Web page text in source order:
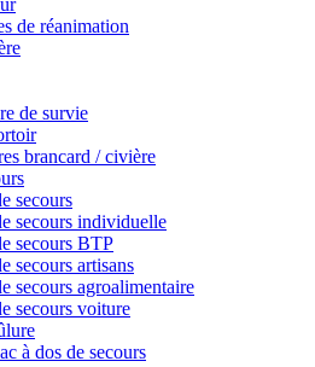
de réanimation
de survie
brancard / civière
secours
secours individuelle
secours BTP
secours artisans
secours agroalimentaire
secours voiture
à dos de secours